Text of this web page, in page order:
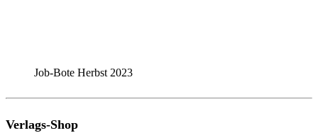
Job-Bote Herbst 2023
Verlags-Shop